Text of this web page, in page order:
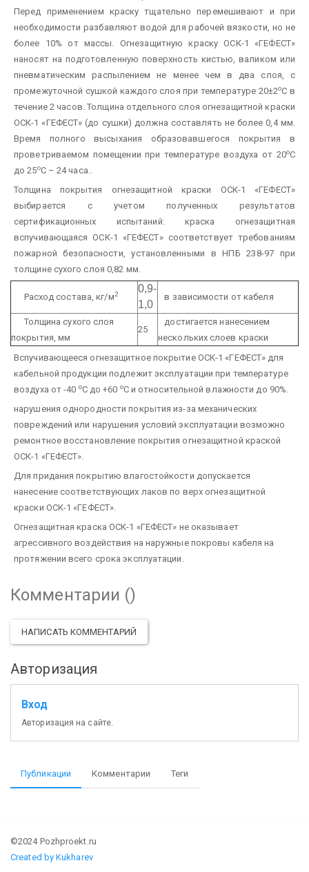
Перед применением краску тщательно перемешивают и при
необходимости разбавляют водой для рабочей вязкости, но не
более 10% от массы. Огнезащитную краску ОСК-1 «ГЕФЕСТ»
наносят на подготовленную поверхность кистью, валиком или
пневматическим распылением не менее чем в два слоя, с
промежуточной сушкой каждого слоя при температуре 20±2оС в
течение 2 часов. Толщина отдельного слоя огнезащитной краски
ОСК-1 «ГЕФЕСТ» (до сушки) должна составлять не более 0,4 мм.
Время полного высыхания образовавшегося покрытия в
проветриваемом помещении при температуре воздуха от 20оС
до 25оС – 24 часа..
Толщина покрытия огнезащитной краски ОСК-1 «ГЕФЕСТ»
выбирается с учетом полученных результатов
сертификационных испытаний: краска огнезащитная
вспучивающаяся ОСК-1 «ГЕФЕСТ» соответствует требованиям
пожарной безопасности, установленными в НПБ 238-97 при
толщине сухого слоя 0,82 мм.
Расход состава, кг/м2
0,9-
1,0
в зависимости от кабеля
Толщина сухого слоя
покрытия, мм
25
достигается нанесением
нескольких слоев краски
Вспучивающееся огнезащитное покрытие ОСК-1 «ГЕФЕСТ» для
кабельной продукции подлежит эксплуатации при температуре
воздуха от -40 оС до +60 оС и относительной влажности до 90%.
нарушения однородности покрытия из-за механических
повреждений или нарушения условий эксплуатации возможно
ремонтное восстановление покрытия огнезащитной краской
ОСК-1 «ГЕФЕСТ».
Для придания покрытию влагостойкости допускается
нанесение соответствующих лаков по верх огнезащитной
краски ОСК-1 «ГЕФЕСТ».
Огнезащитная краска ОСК-1 «ГЕФЕСТ» не оказывает
агрессивного воздействия на наружные покровы кабеля на
протяжении всего срока эксплуатации.
Комментарии ()
НАПИСАТЬ КОММЕНТАРИЙ
Авторизация
Вход
Авторизация на сайте.
Публикации Комментарии Теги
©2024 Pozhproekt.ru
Created by Kukharev